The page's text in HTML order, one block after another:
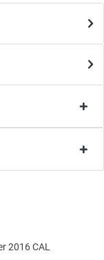
2016 CAL